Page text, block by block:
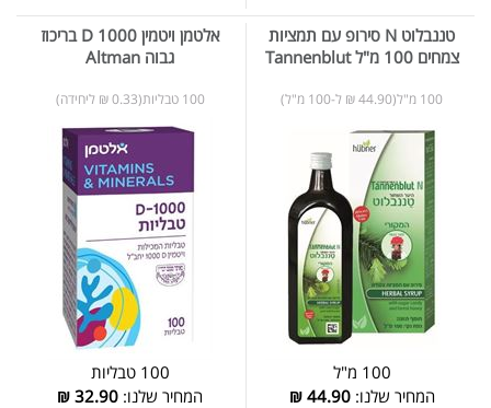
טננבלוט N סירופ עם תמציות
צמחים 100 מ"ל Tannenblut
100 מ"ל(44.90 ₪ ל-100 מ"ל)
100 מ"ל
המחיר שלנו:44.90
₪
אלטמן ויטמין D 1000 בריכוז
גבוה Altman
100 טבליות(0.33 ₪ ליחידה)
100 טבליות
המחיר שלנו: 32.90
₪